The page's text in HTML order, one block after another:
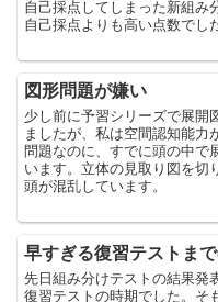
自己採点してしまった新組み
自己採点よりも高い点数でし
図形問題が嫌い
少し前に予習シリーズで展開
ましたが、私は空間認知能力
問題なのに、すでに頭の中で
います。立体の見取り図を切
頭が混乱しています。
早すぎる復習テストま
先日組み分けテストの結果発
復習テストの時期でした。そ